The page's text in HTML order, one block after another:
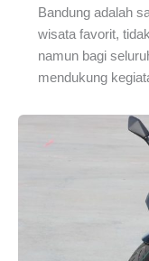
Bandung adalah
wisata favorit,
namun bagi
mendukung